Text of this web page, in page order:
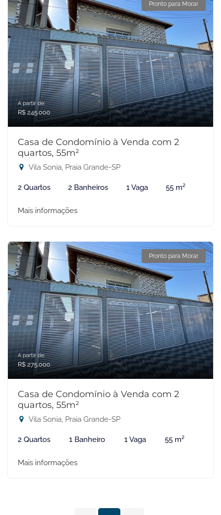
Pronto para Morar
A partir de:
R$ 245.000
Casa de Condomínio à Venda com 2
quartos, 55m²
Vila Sonia, Praia Grande-SP
2 Quartos 2 Banheiros 1 Vaga 55 m²
Mais informações
Pronto para Morar
A partir de:
R$ 275.000
Casa de Condomínio à Venda com 2
quartos, 55m²
Vila Sonia, Praia Grande-SP
2 Quartos 1 Banheiro 1 Vaga 55 m²
Mais informações